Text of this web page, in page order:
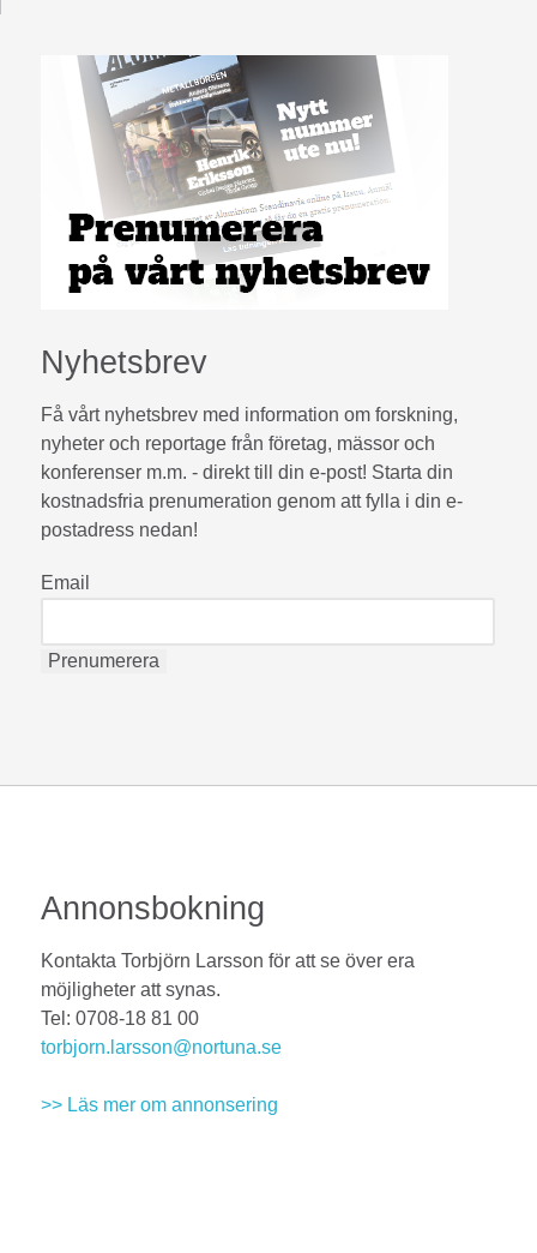
Nyhetsbrev
Få vårt nyhetsbrev med information om forskning,
nyheter och reportage från företag, mässor och
konferenser m.m. - direkt till din e-post! Starta din
kostnadsfria prenumeration genom att fylla i din e-
postadress nedan!
Email
Annonsbokning
Kontakta Torbjörn Larsson för att se över era
möjligheter att synas.
Tel: 0708-18 81 00
torbjorn.larsson@nortuna.se
>> Läs mer om annonsering